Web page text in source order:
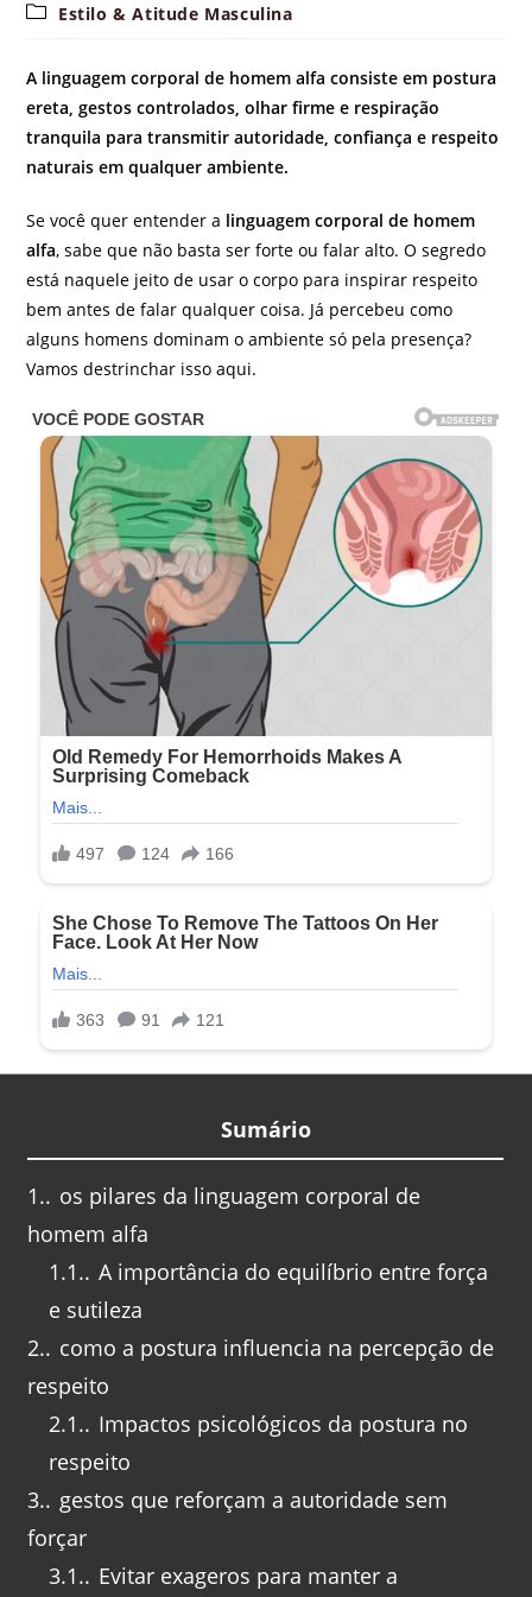
Categoria
Estilo & Atitude Masculina
A linguagem corporal de homem alfa consiste em postura
ereta, gestos controlados, olhar firme e respiração
tranquila para transmitir autoridade, confiança e respeito
naturais em qualquer ambiente.
Se você quer entender a linguagem corporal de homem
alfa, sabe que não basta ser forte ou falar alto. O segredo
está naquele jeito de usar o corpo para inspirar respeito
bem antes de falar qualquer coisa. Já percebeu como
alguns homens dominam o ambiente só pela presença?
Vamos destrinchar isso aqui.
Sumário
1. os pilares da linguagem corporal de
homem alfa
1.1. A importância do equilíbrio entre força
e sutileza
2. como a postura influencia na percepção de
respeito
2.1. Impactos psicológicos da postura no
respeito
3. gestos que reforçam a autoridade sem
forçar
3.1. Evitar exageros para manter a